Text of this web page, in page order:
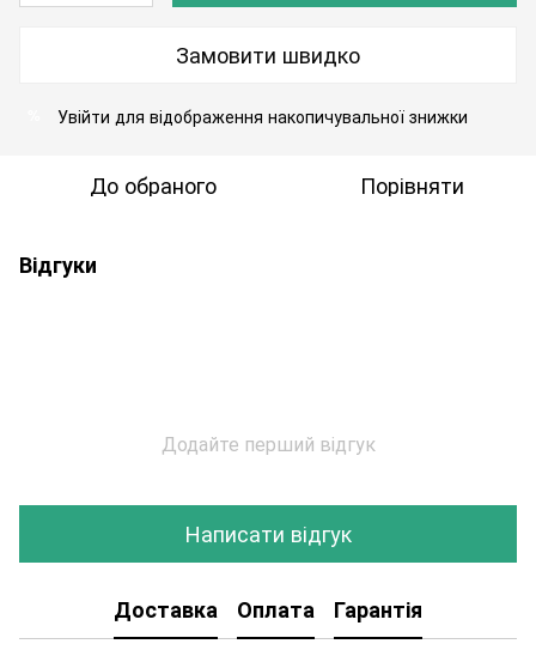
Замовити швидко
Увійти для відображення накопичувальної знижки
До обраного Порівняти
Відгуки
Додайте перший відгук
Написати відгук
Доставка Оплата Гарантія